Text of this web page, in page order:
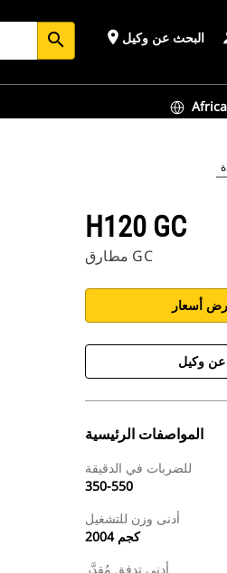
search place البحث عن وكيل
H120 GC
مطارق GC
أسعار
عن وكيل
المواصفات الرئيسية
للضربات في الدقيقة
350-550
أدنى وزن للتشغيل
2004 كجم
أدنى تدفق مُقدَّر